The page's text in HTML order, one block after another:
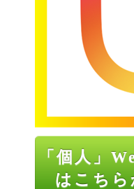
「個人」
はこちら